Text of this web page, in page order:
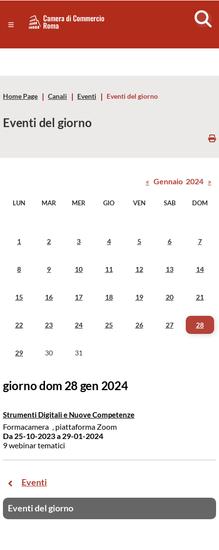
Servizi
Risorse Principali
Camera
Commercio
di
Roma
Roma
Home Page Canali Eventi Eventi del giorno
Eventi del giorno
LUN MAR MER GIO VEN SAB DOM
1 2 3 4 5 6 7
8 9 10 11 12 13 14
15 16 17 18 19 20 21
22 23 24 25 26 27 28
29 30 31
« Gennaio 2024 »
giorno dom 28 gen 2024
Strumenti Digitali e Nuove Competenze
Formacamera , piattaforma Zoom
Da 25-10-2023a 29-01-2024
9 webinar tematici
Eventi
Eventi del giorno